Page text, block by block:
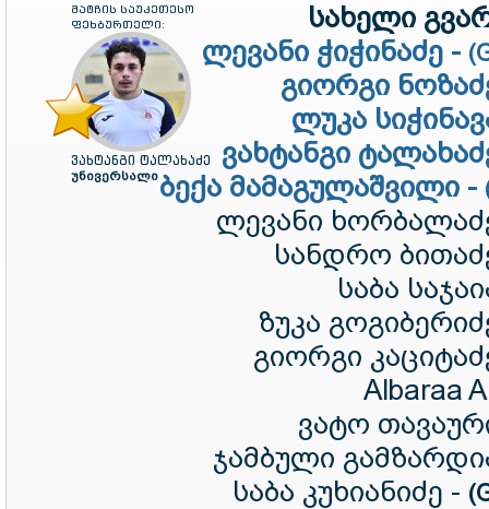
მატჩის საუკეთესო
ფეხბურთელი:
ვახტანგი ტალახაძე
უნივერსალი
სახელი
ლევანი ჭიჭინაძე -
გიორგი
ლუკა
ვახტანგი
ბექა მამაგულაშვილი -
ლევანი
სანდრო
საბა
ზუკა
გიორგი
Albaraa
ვატო
ჯამბული
საბა კუხიანიძე -